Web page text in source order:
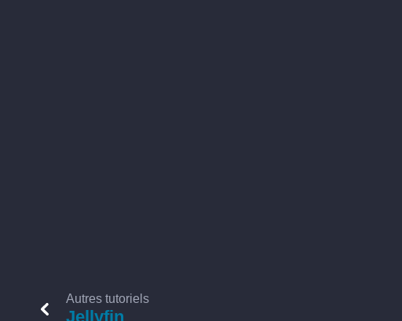
Autres tutoriels
Jellyfin